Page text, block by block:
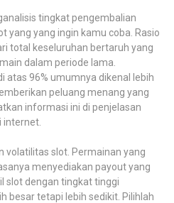
tingkat pengembalian
yang yang ingin kamu coba. Rasio
total keseluruhan bertaruh yang
dalam periode lama.
atas 96% umumnya dikenal lebih
peluang menang yang
informasi ini di penjelasan
internet.
volatilitas slot. Permainan yang
menyediakan payout yang
slot dengan tingkat tinggi
besar tetapi lebih sedikit. Pilihlah